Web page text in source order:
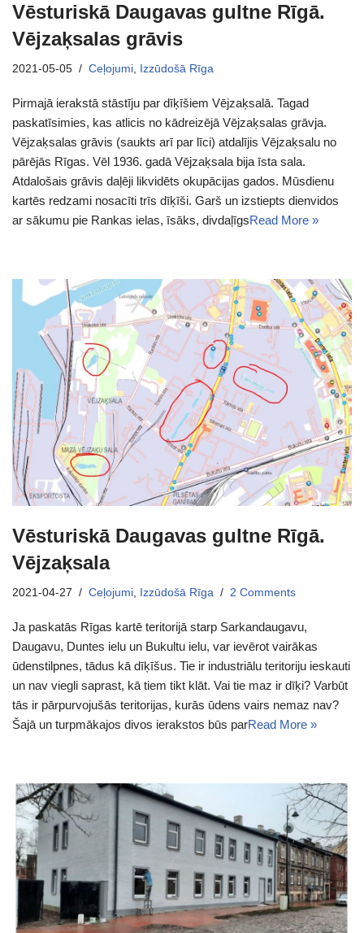
Vēsturiskā Daugavas gultne Rīgā.
Vējzaķsalas grāvis
2021-05-05 Ceļojumi, Izzūdošā Rīga
Pirmajā ierakstā stāstīju par dīķīšiem Vējzaķsalā. Tagad
paskatīsimies, kas atlicis no kādreizējā Vējzaķsalas grāvja.
Vējzaķsalas grāvis (saukts arī par līci) atdalījis Vējzaķsalu no
pārējās Rīgas. Vēl 1936. gadā Vējzaķsala bija īsta sala.
Atdalošais grāvis daļēji likvidēts okupācijas gados. Mūsdienu
kartēs redzami nosacīti trīs dīķīši. Garš un izstiepts dienvidos
ar sākumu pie Rankas ielas, īsāks, divdaļīgsRead More »
Vēsturiskā Daugavas gultne Rīgā.
Vējzaķsala
2021-04-27 Ceļojumi Izzūdošā Rīga 2 Comments
Ja paskatās Rīgas kartē teritorijā starp Sarkandaugavu,
Daugavu, Duntes ielu un Bukultu ielu, var ievērot vairākas
ūdenstilpnes, tādus kā dīķīšus. Tie ir industriālu teritoriju ieskauti
un nav viegli saprast, kā tiem tikt klāt. Vai tie maz ir dīķi? Varbūt
tās ir pārpurvojušās teritorijas, kurās ūdens vairs nemaz nav?
Šajā un turpmākajos divos ierakstos būs parRead More »